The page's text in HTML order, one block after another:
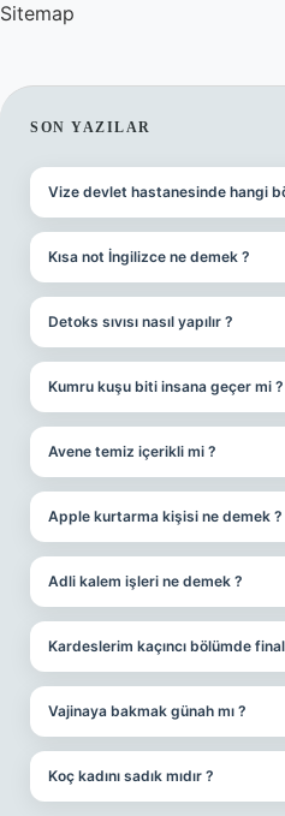
Sitemap
SIDEBAR
SON YAZILAR
Vize devlet hastanesinde hangi
Kısa not İngilizce ne demek ?
Detoks sıvısı nasıl yapılır ?
Kumru kuşu biti insana geçer mi ?
Avene temiz içerikli mi ?
Apple kurtarma kişisi ne demek ?
Adli kalem işleri ne demek ?
Kardeslerim kaçıncı bölümde
Vajinaya bakmak günah mı ?
Koç kadını sadık mıdır ?